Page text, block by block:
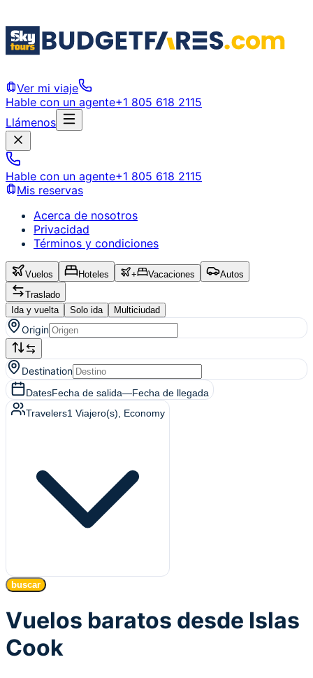
Ver mi viaje
Hable con un agente+1 805 618 2115
Llámenos
Hable con un agente+1 805 618 2115
Mis reservas
Acerca de nosotros
Privacidad
Términos y condiciones
Vuelos Hoteles + Vacaciones
Autos
Traslado
Ida y vuelta
Solo ida Multiciudad
Origin
Destination
DatesFecha de salida—Fecha de llegada
Travelers1 Viajero(s) , Economy
buscar
Vuelos baratos desde Islas
Cook